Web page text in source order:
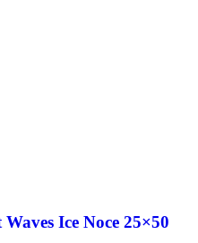
Ice Noce 25×50